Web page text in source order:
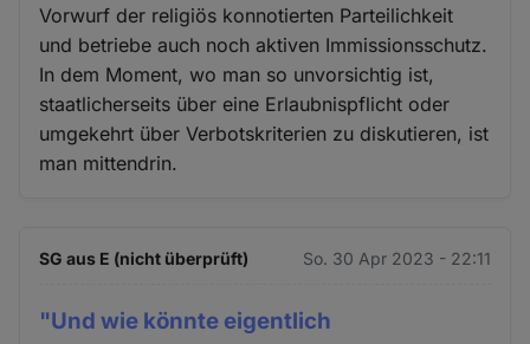
Vorwurf der religiös konnotierten Parteilichkeit
und betriebe auch noch aktiven Immissionsschutz.
In dem Moment, wo man so unvorsichtig ist,
staatlicherseits über eine Erlaubnispflicht oder
umgekehrt über Verbotskriterien zu diskutieren, ist
man mittendrin.
SG aus E (nicht überprüft) So. 30 Apr 2023 - 22:11
"Und wie könnte eigentlich